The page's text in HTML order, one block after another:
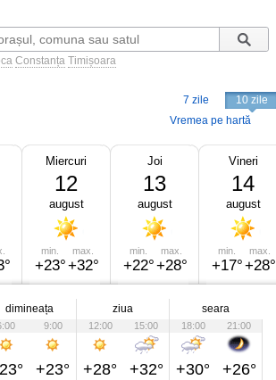
Constanța Timișoara
7 zile
10 zile
Vremea pe hartă
Miercuri
12
august
min.
+23°
max.
+32°
Joi
13
august
min.
+22°
max.
+28°
Vineri
14
august
min.
+17°
max.
+28°
dimineața ziua seara
9:00 12:00 15:00 18:00 21:00
+23° +28° +32° +30° +26°